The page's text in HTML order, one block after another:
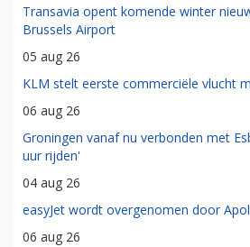
Transavia opent komende winter
Brussels Airport
05 aug 26
KLM stelt eerste commerciële vlucht
06 aug 26
Groningen vanaf nu verbonden met
uur rijden'
04 aug 26
easyJet wordt overgenomen door
06 aug 26